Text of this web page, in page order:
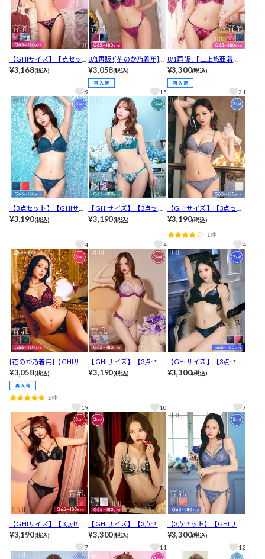
【GHIサイズ】【点セッ
ト】グレイスフルローズ
バック&Tバックショーツ
[推し]
¥3,168(税込)
9
8/1再販![花のか乃着用]
【点セット】【GHIサイ
ズ】シャドウレーシィス
トリング育乳ブラジャー&
バック透けフルバック&T
バックショーツ[推し]
¥3,058(税込)
15
8/1再販!【三上悠亜着
用】【GHIサイズ】【Tバ
ック】【3点セット】ディ
ープマーベラスローズ育
乳脇高ブラジャー&バック
透けフルバック&Tバック
ショーツ [推し]
¥3,300(税込)
21
【3点セット】【GHIサイ
ズ】リボンクロスレーシ
¥3,190(税込)
4
【GHIサイズ】【3点セッ
ト】【三上悠亜着用】グ
ク&Tバックショーツ[推
¥3,190(税込)
4
【GHIサイズ】【3点セッ
ト】ヴィーナスコードレ
透けフルバック&Tバック
ショーツ[推し]
¥3,190(税込)
1件
4
[花のか乃着用]【GHIサイ
ズ】【3点セット】ディー
プレーシィスピンドル育
乳ブラジャー&フルバック
&Tバックショーツ[推し]
¥3,058(税込)
1件
19
【GHIサイズ】【3点セッ
ト】スパークルシアーブ
¥3,190(税込)
10
【GHIサイズ】【3点セッ
ト】グロスサテンリボン
¥3,300(税込)
7
【GHIサイズ】【3点セッ
ト】グロッシーブロッサ
ムコード育乳ブラジャー&
フルバック&Tバックショ
¥3,190(税込)
7
【GHIサイズ】【3点セッ
ト】ラグジュアリーフロ
ーラルブラジャー&フルバ
ック&Tバックショーツ[推
¥3,300(税込)
11
【3点セット】【GHIサイ
ズ】ヴィーナスレースコ
ード育乳ブラジャー&サイ
ド紐フルバック&Tバック
¥3,300(税込)
12